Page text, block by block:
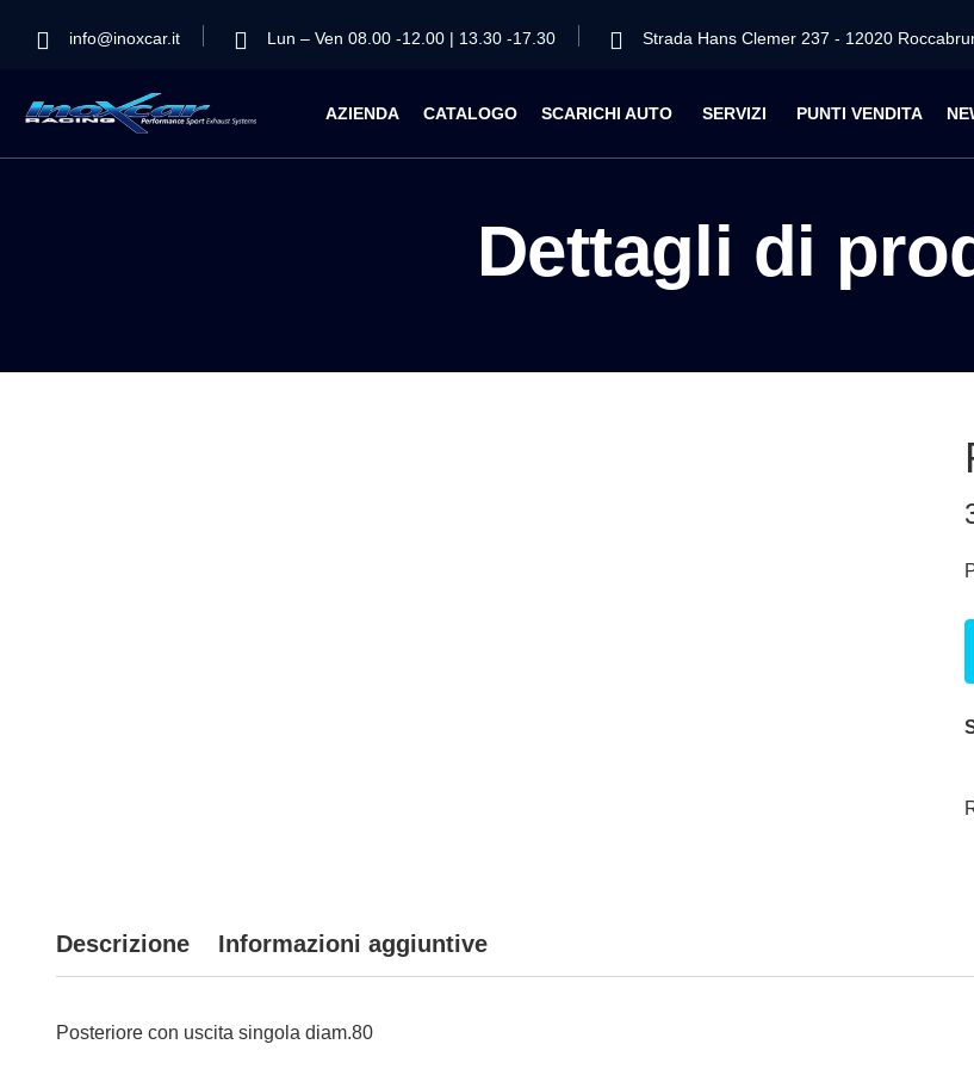
info@inoxcar.it Lun – Ven 08.00 -12.00 | 13.30 -17.30 Strada Hans Clemer 237 - 12020
AZIENDA CATALOGO SCARICHI AUTO SERVIZI PUNTI VENDITA
Dettagli di
Descrizione Informazioni aggiuntive
Posteriore con uscita singola diam.80